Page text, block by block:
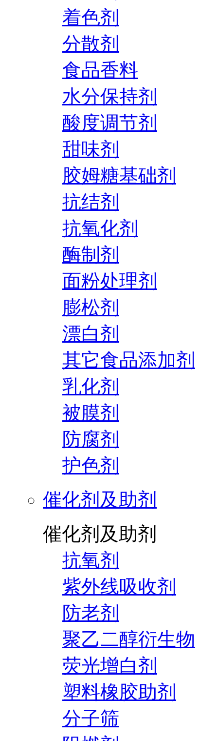
着色剂
分散剂
食品香料
水分保持剂
酸度调节剂
甜味剂
胶姆糖基础剂
抗结剂
抗氧化剂
酶制剂
面粉处理剂
膨松剂
漂白剂
其它食品添加剂
乳化剂
被膜剂
防腐剂
护色剂
催化剂及助剂
催化剂及助剂
抗氧剂
紫外线吸收剂
防老剂
聚乙二醇衍生物
荧光增白剂
塑料橡胶助剂
分子筛